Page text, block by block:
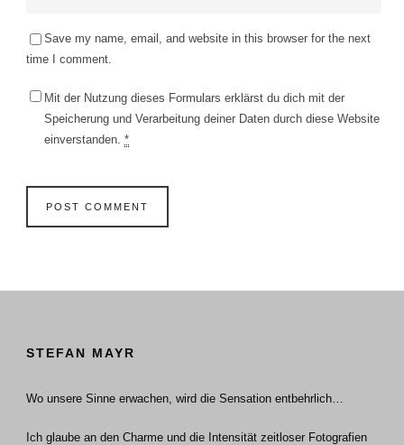
Save my name, email, and website in this browser for the next
time I comment.
Mit der Nutzung dieses Formulars erklärst du dich mit der
Speicherung und Verarbeitung deiner Daten durch diese Website
einverstanden. *
STEFAN MAYR
Wo unsere Sinne erwachen, wird die Sensation entbehrlich…
Ich glaube an den Charme und die Intensität zeitloser Fotografien